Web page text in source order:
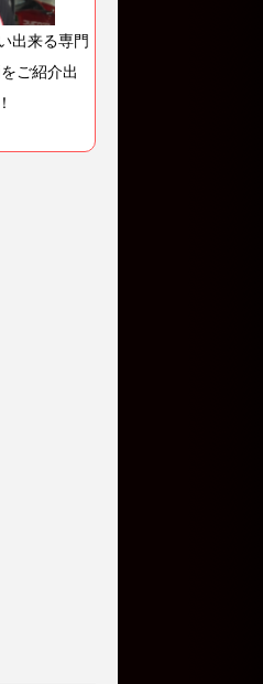
出来る専門
ご紹介出